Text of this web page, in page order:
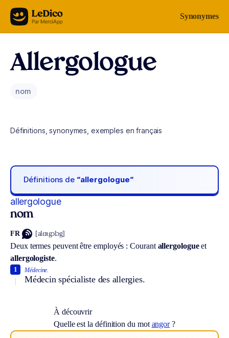
Aller au contenu Synonymes
Allergologue
nom
Définitions, synonymes, exemples en français
Définitions de “allergologue“
allergologue
nom
FR [alɛʀgɔlɔg]
Deux termes peuvent être employés :Courant allergologueet
allergologiste.
Médecine.
Médecin spécialiste des allergies.
1
À découvrir
Quelle est la définition du mot angor?